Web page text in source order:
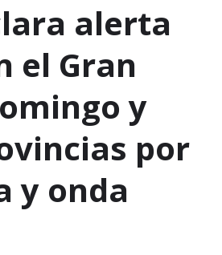
alerta
el Gran
y
por
y onda